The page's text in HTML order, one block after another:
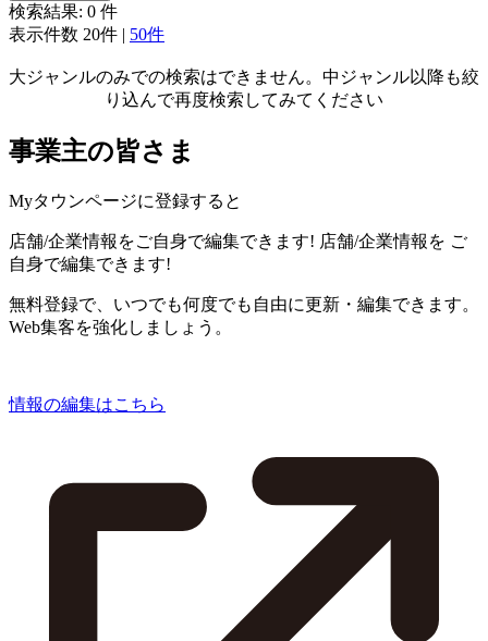
検索結果: 0 件
表示件数 20件 | 50件
大ジャンルのみでの検索はできません。中ジャンル以降も絞
り込んで再度検索してみてください
事業主の皆さま
Myタウンページに登録すると
店舗/企業情報をご自身で編集できます! 店舗/企業情報を ご
自身で編集できます!
無料登録で、いつでも何度でも自由に更新・編集できます。
Web集客を強化しましょう。
情報の編集はこちら